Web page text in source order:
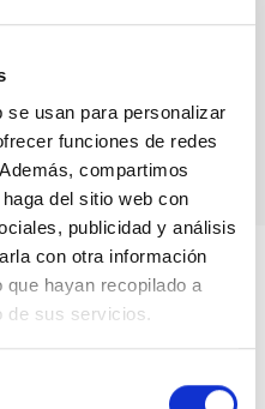
usan para personalizar
funciones de redes
compartimos
del sitio web con
publicidad y análisis
con otra información
hayan recopilado a
de sus servicios.